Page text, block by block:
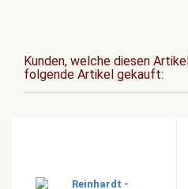
Kunden, welche diesen
folgende Artikel gekauft: